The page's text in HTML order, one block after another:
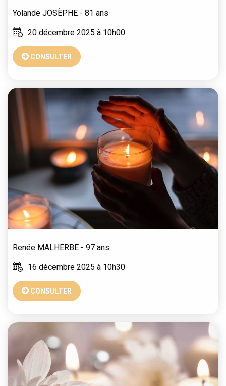
Yolande JOSÈPHE - 81 ans
20 décembre 2025 à 10h00
CONSULTER
Renée MALHERBE - 97 ans
16 décembre 2025 à 10h30
CONSULTER